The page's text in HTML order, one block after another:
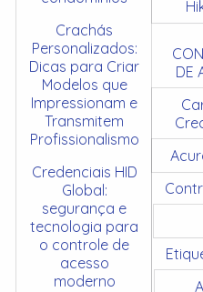
Crachás
Personalizados:
Dicas para Criar
Modelos que
Impressionam e
Transmitem
Profissionalismo
Credenciais HID
Global:
segurança e
tecnologia para
o controle de
acesso
moderno
DE